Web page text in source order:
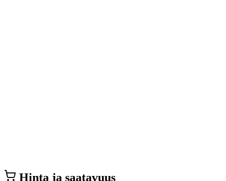
Hinta ja saatavuus